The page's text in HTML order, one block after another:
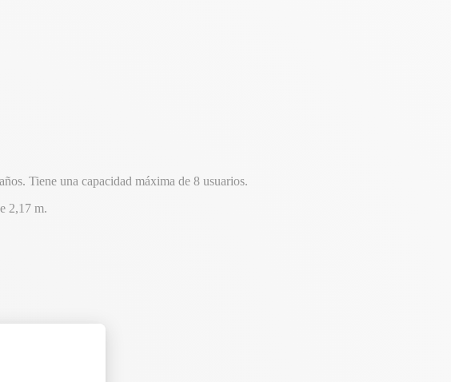
Tiene una capacidad máxima de 8 usuarios.
2,17 m.